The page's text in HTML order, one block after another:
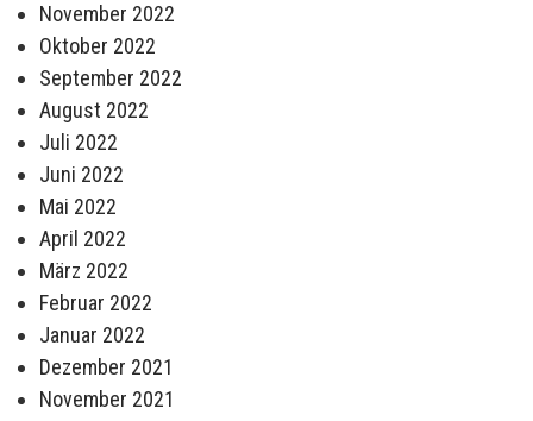
November 2022
Oktober 2022
September 2022
August 2022
Juli 2022
Juni 2022
Mai 2022
April 2022
März 2022
Februar 2022
Januar 2022
Dezember 2021
November 2021